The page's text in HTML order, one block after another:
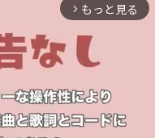
arrow_forward_ios もっと見る